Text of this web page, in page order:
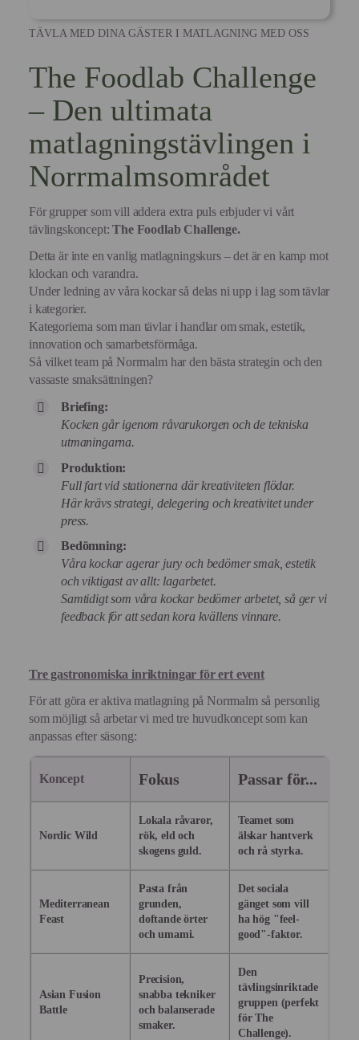
TÄVLA MED DINA GÄSTER I MATLAGNING MED OSS
The Foodlab Challenge
– Den ultimata
matlagningstävlingen i
Norrmalmsområdet
För grupper som vill addera extra puls erbjuder vi vårt
tävlingskoncept:The Foodlab Challenge.
Detta är inte en vanlig matlagningskurs – det är en kamp mot
klockan och varandra.
Under ledning av våra kockar så delas ni upp i lag som tävlar
i kategorier.
Kategorierna som man tävlar i handlar om smak, estetik,
innovation och samarbetsförmåga.
Så vilket team på Norrmalm har den bästa strategin och den
vassaste smaksättningen?
Briefing:
Kocken går igenom råvarukorgen och de tekniska
utmaningarna.
Produktion:
Full fart vid stationerna där kreativiteten flödar.
Här krävs strategi, delegering och kreativitet under
press.
Bedömning:
Våra kockar agerar jury och bedömer smak, estetik
och viktigast av allt: lagarbetet.
Samtidigt som våra kockar bedömer arbetet, så ger vi
feedback för att sedan kora kvällens vinnare.
Tre gastronomiska inriktningar för ert event
För att göra er aktiva matlagning på Norrmalm så personlig
som möjligt så arbetar vi med tre huvudkoncept som kan
anpassas efter säsong:
Koncept Fokus Passar för...
Nordic Wild
Lokala råvaror,
rök, eld och
skogens guld.
Teamet som
älskar hantverk
och rå styrka.
Mediterranean
Feast
Pasta från
grunden,
doftande örter
och umami.
Det sociala
gänget som vill
ha hög "feel-
good"-faktor.
Asian Fusion
Battle
Precision,
snabba tekniker
och balanserade
smaker.
Den
tävlingsinriktade
gruppen (perfekt
för The
Challenge).